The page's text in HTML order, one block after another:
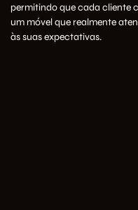
permitindo que cada cliente
um móvel que realmente
às suas expectativas.